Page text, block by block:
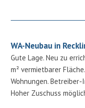
WA-Neubau in
Gute Lage. Neu zu
m² vermietbarer
Wohnungen.
Hoher Zuschuss